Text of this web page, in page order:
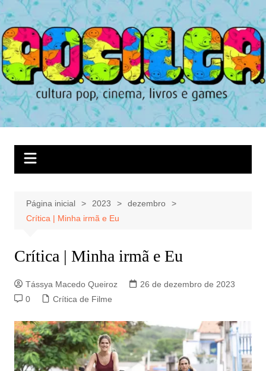
Ir
para
o
conteúdo
Página inicial 2023
dezembro
Crítica | Minha irmã e Eu
Crítica | Minha irmã e Eu
Tássya Macedo Queiroz
26 de dezembro de 2023
0
Crítica de Filme